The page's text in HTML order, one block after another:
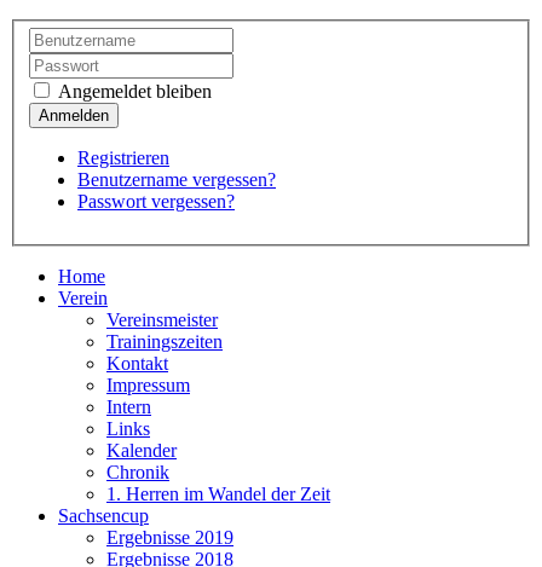
Angemeldet bleiben
Registrieren
Benutzername vergessen?
Passwort vergessen?
Home
Verein
Vereinsmeister
Trainingszeiten
Kontakt
Impressum
Intern
Links
Kalender
Chronik
1. Herren im Wandel der Zeit
Sachsencup
Ergebnisse 2019
Ergebnisse 2018